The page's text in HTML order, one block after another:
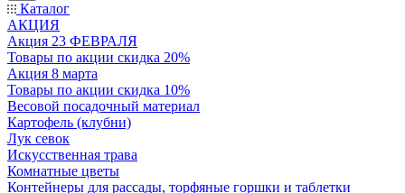
Каталог
АКЦИЯ
Акция 23 ФЕВРАЛЯ
Товары по акции скидка 20%
Акция 8 марта
Товары по акции скидка 10%
Весовой посадочный материал
Картофель (клубни)
Лук севок
Искусственная трава
Комнатные цветы
Контейнеры для рассады, торфяные горшки и таблетки